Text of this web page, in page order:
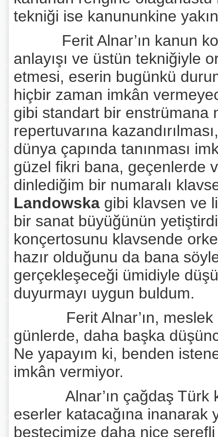
tekniği ise kanununkine
Ferit Alnar’ın kanun
anlayışı ve üstün tekniğiyle
etmesi, eserin bugünkü
hiçbir zaman imkân
gibi standart bir enstrümana
repertuvarına
dünya çapında tanınması
güzel fikri bana, geçenlerde
dinlediğim bir numaralı
Landowska gibi klavsen ve
bir sanat büyüğünün
konçertosunu klavsende
hazır olduğunu da bana
gerçekleşeceği ümidiyle
duyurmayı uygun buldum.
Ferit Alnar’ın, meslek
günlerde, daha başka
Ne yapayım ki, benden
imkân vermiyor.
Alnar’ın çağdaş Türk
eserler katacağına inanarak
bestecimize daha nice